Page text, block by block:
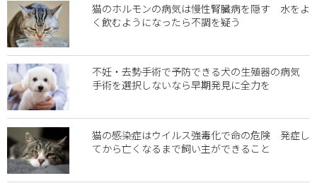
猫のホルモンの病気は慢性腎臓病を隠す 水をよ
く飲むようになったら不調を疑う
不妊・去勢手術で予防できる犬の生殖器の病気
手術を選択しないなら早期発見に全力を
猫の感染症はウイルス強毒化で命の危険 発症し
てから亡くなるまで飼い主ができること